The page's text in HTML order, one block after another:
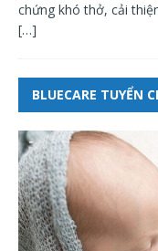
chứng khó thở, cải
[…]
BLUECARE TUYỂN